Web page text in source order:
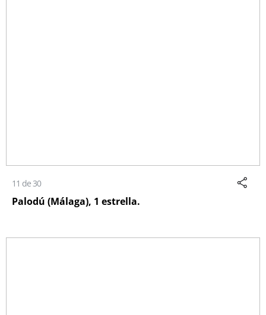
11 de 30
Palodú (Málaga), 1 estrella.